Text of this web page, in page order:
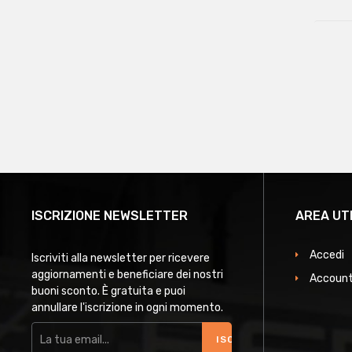
ISCRIZIONE NEWSLETTER
Iscriviti alla newsletter per ricevere
aggiornamenti e beneficiare dei nostri
buoni sconto. È gratuita e puoi
annullare l'iscrizione in ogni momento.
ISCRIVITI
AREA
Accedi